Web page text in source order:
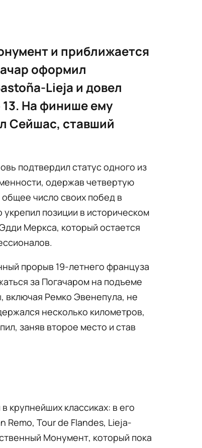
и приближается
оформил
Lieja и довел
На финише ему
Сейшас, ставший
подтвердил статус одного из
одержав четвертую
число своих побед в
позиции в историческом
Меркса, который остается
прорыв 19-летнего француза
за Погачаром на подъеме
включая Ремко Эвенепула, не
несколько километров,
заняв второе место и став
крупнейших классиках: в его
Remo, Tour de Flandes, Lieja-
Монумент, который пока